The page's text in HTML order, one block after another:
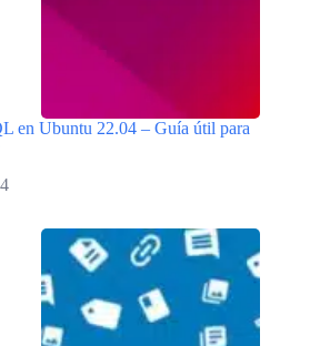
en Ubuntu 22.04 – Guía útil para